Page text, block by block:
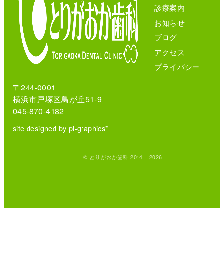
〒244-0001
横浜市戸塚区鳥が丘51-9
045-870-4182
site designed by pi-graphics*
診療案内
お知らせ
ブログ
アクセス
プライバシー
© とりがおか歯科 2014 – 2026